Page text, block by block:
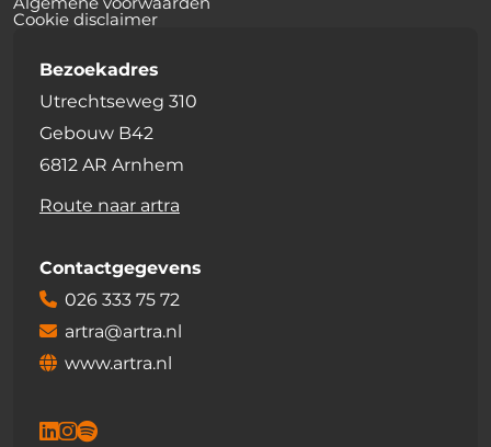
Cookie disclaimer
Bezoekadres
Utrechtseweg 310
Gebouw B42
6812 AR Arnhem
Route naar artra
Contactgegevens
026 333 75 72
artra@artra.nl
www.artra.nl